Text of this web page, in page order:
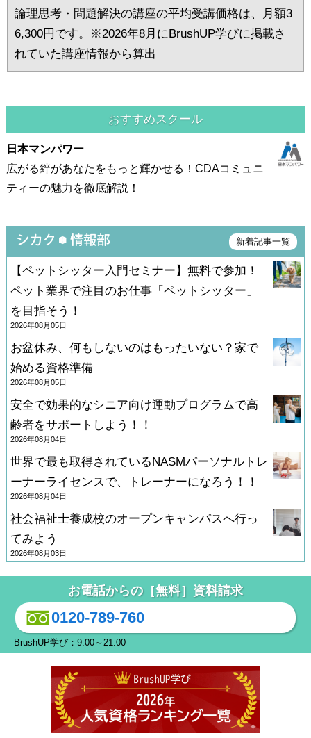
論理思考・問題解決の講座の平均受講価格は、月額3
6,300円です。※2026年8月にBrushUP学びに掲載さ
れていた講座情報から算出
おすすめスクール
日本マンパワー
広がる絆があなたをもっと輝かせる！CDAコミュニ
ティーの魅力を徹底解説！
新着記事一覧
【ペットシッター入門セミナー】無料で参加！
ペット業界で注目のお仕事「ペットシッター」
を目指そう！
2026年08月05日
お盆休み、何もしないのはもったいない？家で
始める資格準備
2026年08月05日
安全で効果的なシニア向け運動プログラムで高
齢者をサポートしよう！！
2026年08月04日
世界で最も取得されているNASMパーソナルトレ
ーナーライセンスで、トレーナーになろう！！
2026年08月04日
社会福祉士養成校のオープンキャンパスへ行っ
てみよう
2026年08月03日
お電話からの［無料］資料請求
0120-789-760
BrushUP学び：9:00～21:00